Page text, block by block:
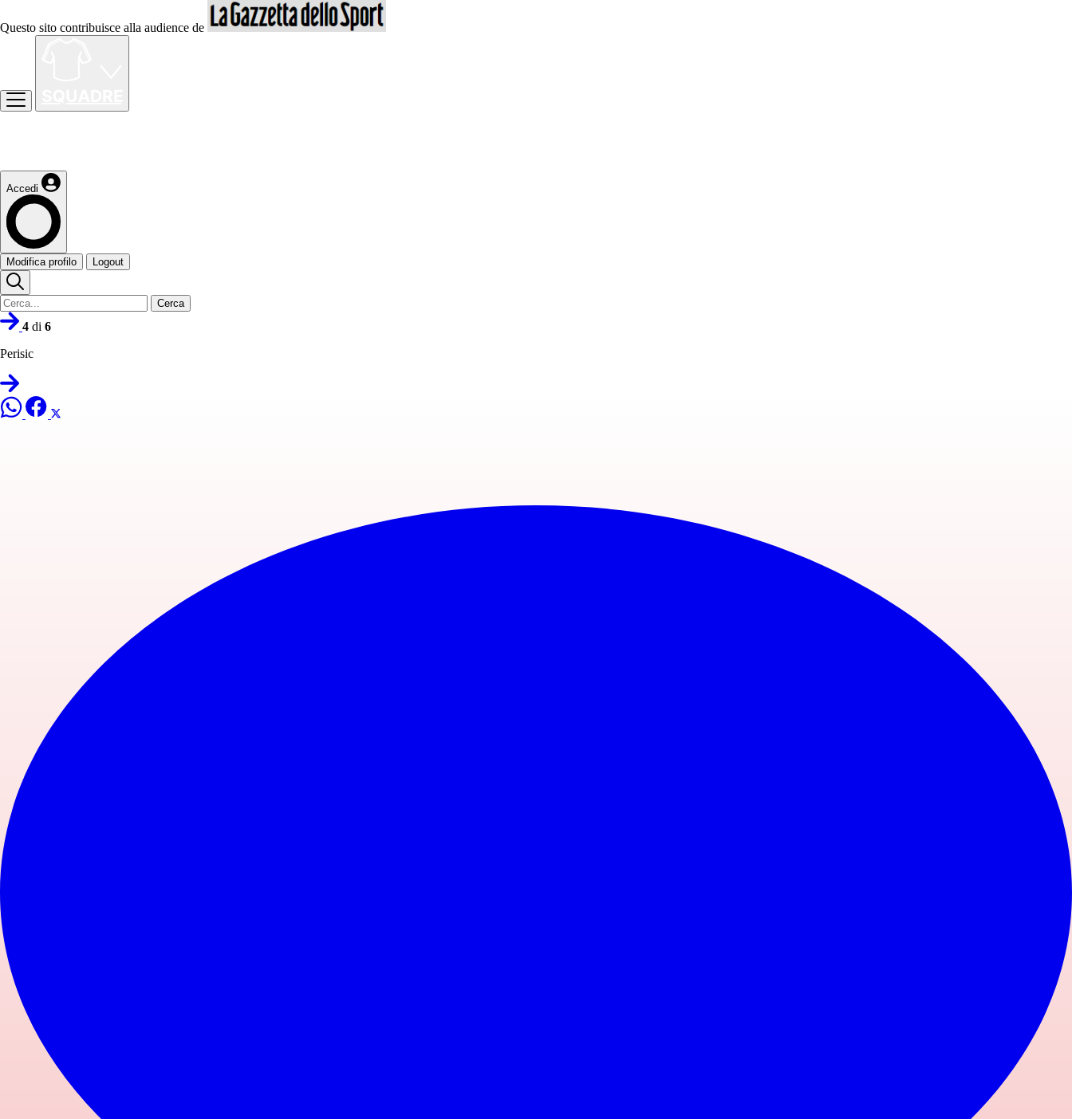
Questo sito contribuisce alla audience de
Accedi
Modifica profilo Logout
Cerca
4 di 6
Perisic